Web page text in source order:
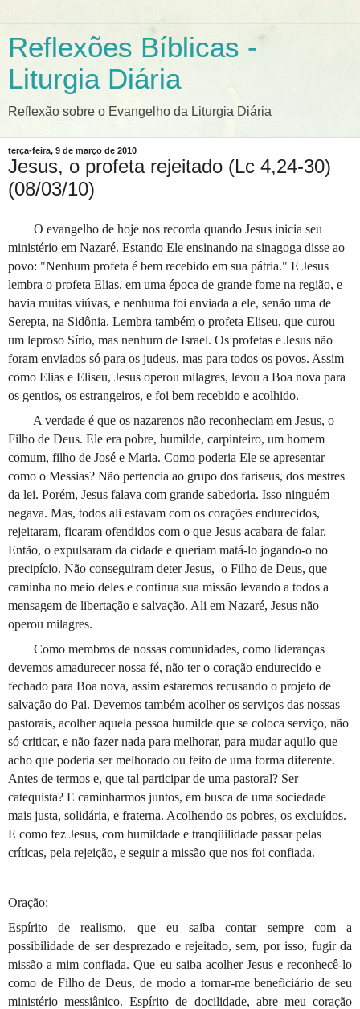
Reflexões Bíblicas -
Liturgia Diária
Reflexão sobre o Evangelho da Liturgia Diária
terça-feira, 9 de março de 2010
Jesus, o profeta rejeitado (Lc 4,24-30)
(08/03/10)
O evangelho de hoje nos recorda quando Jesus inicia seu
ministério em Nazaré. Estando Ele ensinando na sinagoga disse ao
povo: "Nenhum profeta é bem recebido em sua pátria." E Jesus
lembra o profeta Elias, em uma época de grande fome na região, e
havia muitas viúvas, e nenhuma foi enviada a ele, senão uma de
Serepta, na Sidônia. Lembra também o profeta Eliseu, que curou
um leproso Sírio, mas nenhum de Israel. Os profetas e Jesus não
foram enviados só para os judeus, mas para todos os povos. Assim
como Elias e Eliseu, Jesus operou milagres, levou a Boa nova para
os gentios, os estrangeiros, e foi bem recebido e acolhido.
A verdade é que os nazarenos não reconheciam em Jesus, o
Filho de Deus. Ele era pobre, humilde, carpinteiro, um homem
comum, filho de José e Maria. Como poderia Ele se apresentar
como o Messias? Não pertencia ao grupo dos fariseus, dos mestres
da lei. Porém, Jesus falava com grande sabedoria. Isso ninguém
negava. Mas, todos ali estavam com os corações endurecidos,
rejeitaram, ficaram ofendidos com o que Jesus acabara de falar.
Então, o expulsaram da cidade e queriam matá-lo jogando-o no
precipício. Não conseguiram deter Jesus, o Filho de Deus, que
caminha no meio deles e continua sua missão levando a todos a
mensagem de libertação e salvação. Ali em Nazaré, Jesus não
operou milagres.
Como membros de nossas comunidades, como lideranças
devemos amadurecer nossa fé, não ter o coração endurecido e
fechado para Boa nova, assim estaremos recusando o projeto de
salvação do Pai. Devemos também acolher os serviços das nossas
pastorais, acolher aquela pessoa humilde que se coloca serviço, não
só criticar, e não fazer nada para melhorar, para mudar aquilo que
acho que poderia ser melhorado ou feito de uma forma diferente.
Antes de termos e, que tal participar de uma pastoral? Ser
catequista? E caminharmos juntos, em busca de uma sociedade
mais justa, solidária, e fraterna. Acolhendo os pobres, os excluídos.
E como fez Jesus, com humildade e tranqüilidade passar pelas
críticas, pela rejeição, e seguir a missão que nos foi confiada.
Oração:
Espírito de realismo, que eu saiba contar sempre com a
possibilidade de ser desprezado e rejeitado, sem, por isso, fugir da
missão a mim confiada. Que eu saiba acolher Jesus e reconhecê-lo
como de Filho de Deus, de modo a tornar-me beneficiário de seu
ministério messiânico. Espírito de docilidade, abre meu coração